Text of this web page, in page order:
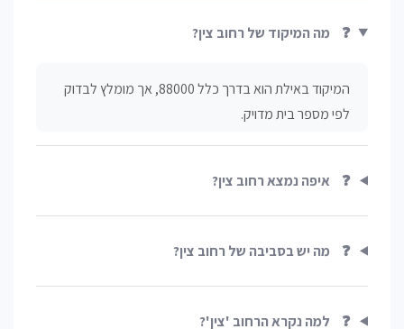
❓ מה המיקוד של רחוב צין?
המיקוד באילת הוא בדרך כלל 88000, אך מומלץ לבדוק
לפי מספר בית מדויק.
❓ איפה נמצא רחוב צין?
❓ מה יש בסביבה של רחוב צין?
❓ למה נקרא הרחוב 'צין'?